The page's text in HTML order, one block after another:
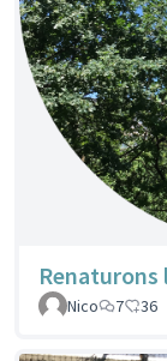
Renaturons
Nico
7 36